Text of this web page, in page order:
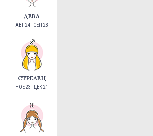
ДЕВА
АВГ 24 - СЕП 23
СТРЕЛЕЦ
НОЕ 23 - ДЕК 21